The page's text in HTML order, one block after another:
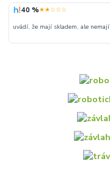
40 %★★☆☆☆
uvádí, že mají skladem, ale nemají